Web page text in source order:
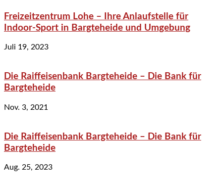
Freizeitzentrum Lohe – Ihre Anlaufstelle für
Indoor-Sport in Bargteheide und Umgebung
Juli 19, 2023
Die Raiffeisenbank Bargteheide – Die Bank für
Bargteheide
Nov. 3, 2021
Die Raiffeisenbank Bargteheide – Die Bank für
Bargteheide
Aug. 25, 2023